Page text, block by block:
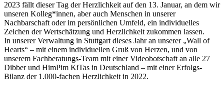
2023 fällt dieser Tag der Herzlichkeit auf den 13. Januar, an dem wir
unseren Kolleg*innen, aber auch Menschen in unserer
Nachbarschaft oder im persönlichen Umfeld, ein individuelles
Zeichen der Wertschätzung und Herzlichkeit zukommen lassen.
In unserer Verwaltung in Stuttgart dieses Jahr an unserer „Wall of
Hearts“ – mit einem individuellen Gruß von Herzen, und von
unserem Fachberatungs-Team mit einer Videobotschaft an alle 27
Dibber und HimPim KiTas in Deutschland – mit einer Erfolgs-
Bilanz der 1.000-fachen Herzlichkeit in 2022.